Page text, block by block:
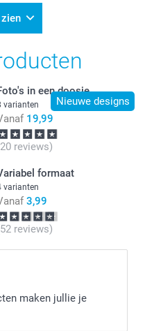
Nieuwe designs
in een doosje
varianten
19,99
reviews)
formaat
varianten
3,99
reviews)
maken jullie je